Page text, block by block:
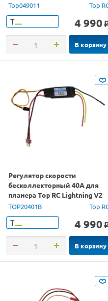
Top049011 Top
Т 4 990
В корзину
Регулятор скорости
бесколлекторный 40A для
планера Top RC Lightning V2
TOP20401B Top
Т 4 990
В корзину